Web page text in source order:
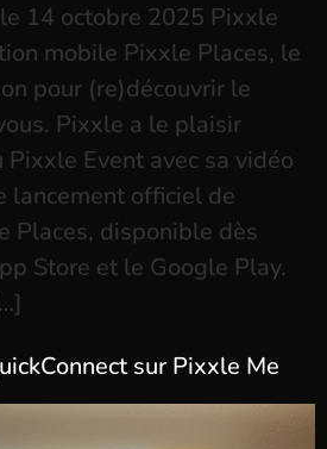
14 octobre 2025 Pixxle
mobile Pixxle Places, le
pour (re)découvrir le
Pixxle a le plaisir
Pixxle Event avec sa vidéo
lancement officiel de
Places, disponible dès
Store et le Google Play.
sur Pixxle Me